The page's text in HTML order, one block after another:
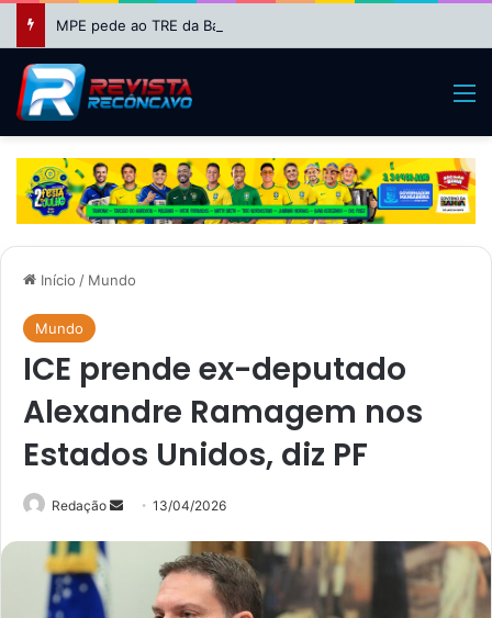
Início / Mundo
Mundo
ICE prende ex-deputado
Alexandre Ramagem nos
Estados Unidos, diz PF
Redação
Mande13/04/2026